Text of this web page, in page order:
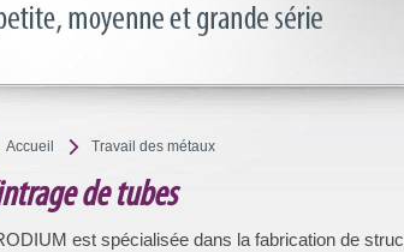
Accueil Travail des métaux
de tubes
est spécialisée dans la fabrication de